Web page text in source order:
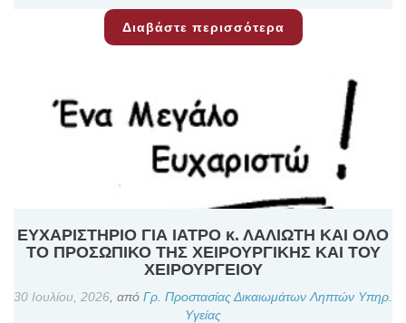
Διαβάστε περισσότερα
ΕΥΧΑΡΙΣΤΗΡΙΟ ΓΙΑ ΙΑΤΡΟ κ. ΛΑΛΙΩΤΗ ΚΑΙ ΟΛΟ
ΤΟ ΠΡΟΣΩΠΙΚΟ ΤΗΣ ΧΕΙΡΟΥΡΓΙΚΗΣ ΚΑΙ ΤΟΥ
ΧΕΙΡΟΥΡΓΕΙΟΥ
30 Ιουλίου, 2026 από Γρ. Προστασίας Δικαιωμάτων Ληπτών Υπηρ.
Υγείας